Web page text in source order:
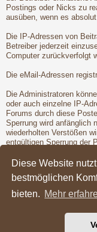
Diese Website
bestmöglichen
bieten. Mehr
Postings oder Nicks zu
ausüben, wenn es
Die IP-Adressen von
Betreiber jederzeit
Computer zurückverfolgt
Die eMail-Adressen
Die Administratoren
oder auch einzelne IP-
Forums durch diese
Sperrung wird anfänglich
wiederholten Verstößen
entgültigen Sperrung der
Vor der Löschung eines
IP-Adresse wird dem
gegeben. Dies ist
registrierten Poster
Stellungnahme werden